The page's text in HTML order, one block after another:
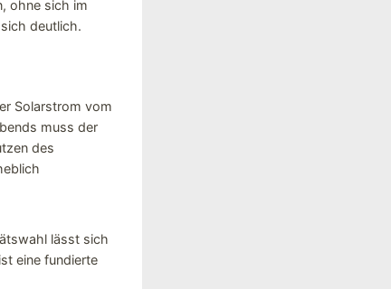
ohne sich im
deutlich.
Solarstrom vom
muss der
des
lässt sich
eine fundierte